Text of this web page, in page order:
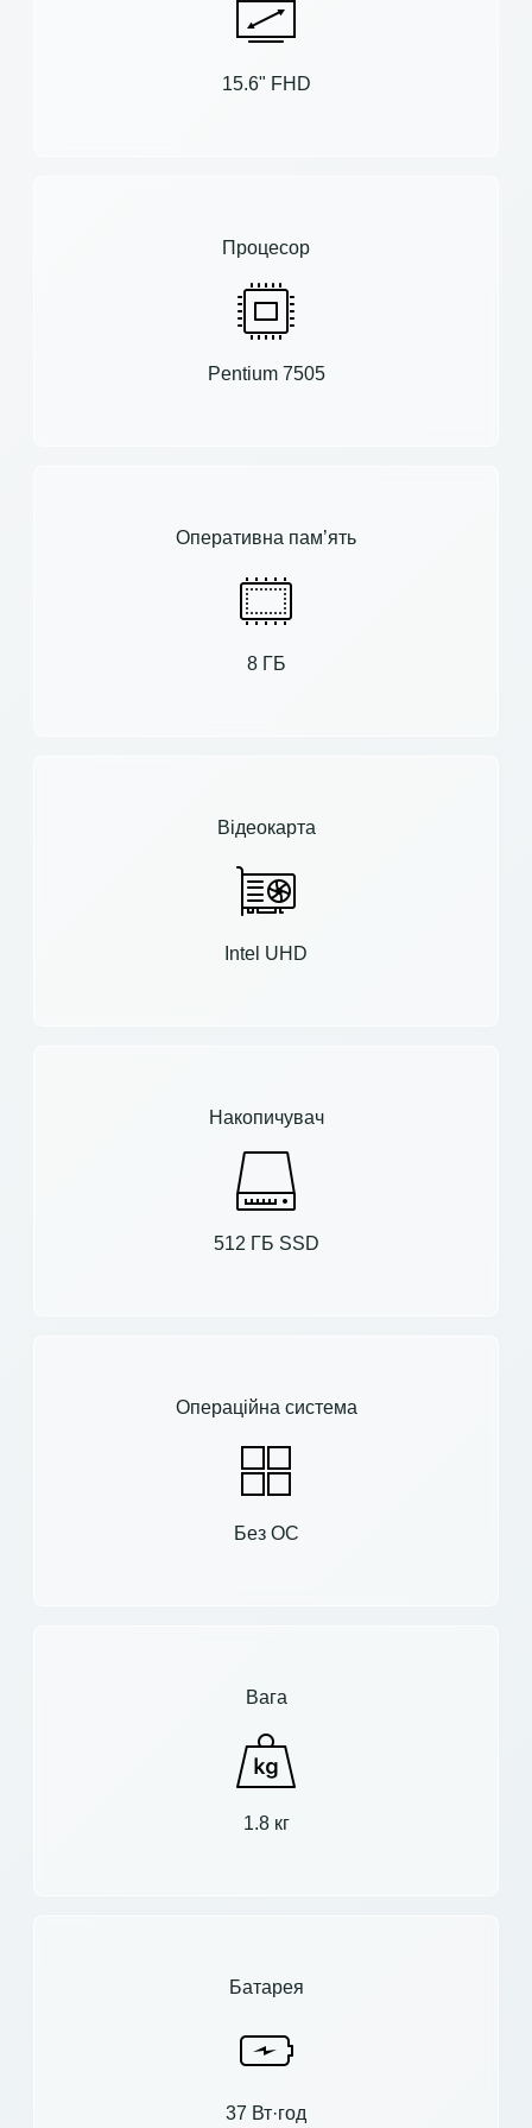
15.6" FHD
Процесор
Pentium 7505
Оперативна пам’ять
8 ГБ
Відеокарта
Intel UHD
Накопичувач
512 ГБ SSD
Операційна система
Без ОС
Вага
1.8 кг
Батарея
37 Вт·год